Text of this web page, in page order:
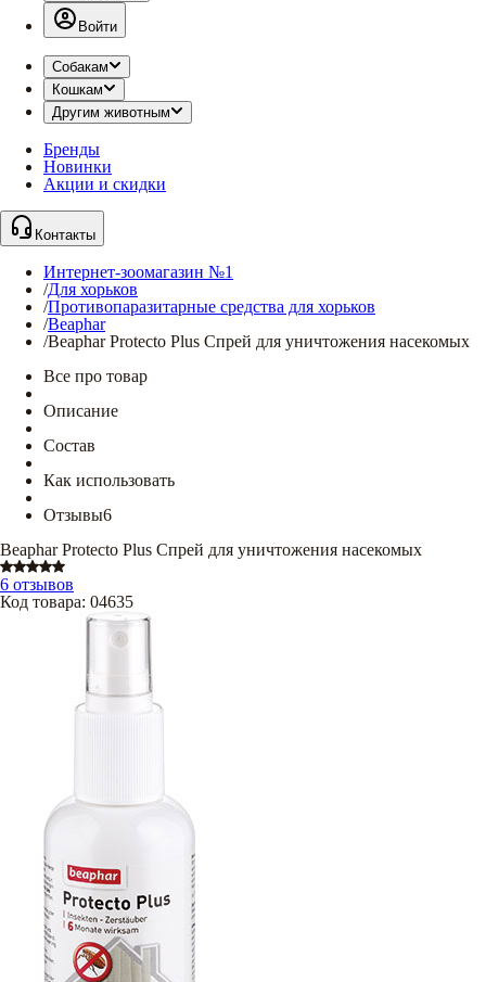
Войти
Собакам
Кошкам
Другим животным
Бренды
Новинки
Акции и скидки
Контакты
Интернет-зоомагазин №1
/Для хорьков
/Противопаразитарные средства для хорьков
/Beaphar
/Beaphar Protecto Plus Спрей для уничтожения насекомых
Все про товар
Описание
Состав
Как использовать
Отзывы6
Beaphar Protecto Plus Спрей для уничтожения насекомых
6 отзывов
Код товара: 04635